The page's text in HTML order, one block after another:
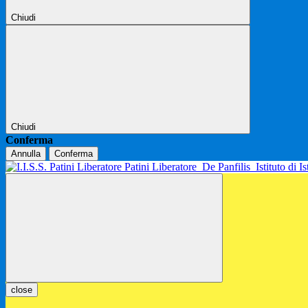
Chiudi
Chiudi
Conferma
Annulla Conferma
Patini Liberatore De Panfilis Istituto di
close